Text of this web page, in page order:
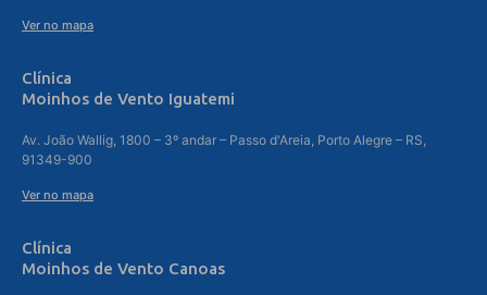
Ver no mapa
Clínica
Moinhos de Vento Iguatemi
Av. João Wallig, 1800 – 3º andar – Passo d'Areia, Porto Alegre – RS,
91349-900
Ver no mapa
Clínica
Moinhos de Vento Canoas